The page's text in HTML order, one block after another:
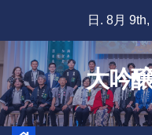
content
日. 8月
大吟